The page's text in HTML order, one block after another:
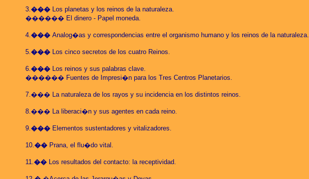
3.��� Los planetas y los reinos de la naturaleza.
������ El dinero - Papel moneda.
4.��� Analog�as y correspondencias entre el organismo humano y los reinos de la naturaleza.
5.��� Los cinco secretos de los cuatro Reinos.
6.��� Los reinos y sus palabras clave.
������ Fuentes de Impresi�n para los Tres Centros Planetarios.
7.��� La naturaleza de los rayos y su incidencia en los distintos reinos.
8.��� Laliberaci�n y sus agentes en cada reino.
9.��� Elementos sustentadores y vitalizadores.
10.�� Prana, el flu�do vital.
11.�� Los resultados del contacto: la receptividad.